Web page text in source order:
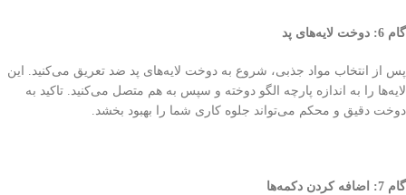
گام 6: دوخت لایه‌های پد
پس از انتخاب مواد جذبی، شروع به دوخت لایه‌های پد ضد تعریق می‌کنید. این
لایه‌ها را به اندازه پارچه الگو دوخته و سپس به هم متصل می‌کنید. تاکید به
دوخت دقیق و محکم می‌تواند جلوه کاری شما را بهبود بخشد.
گام 7: اضافه کردن دکمه‌ها